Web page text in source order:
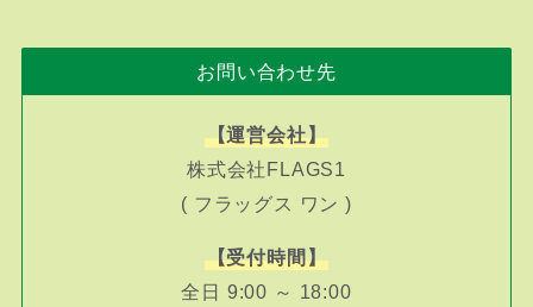
お問い合わせ先
【運営会社】
株式会社FLAGS1
( フラッグス ワン )
【受付時間】
全日 9:00 ～ 18:00